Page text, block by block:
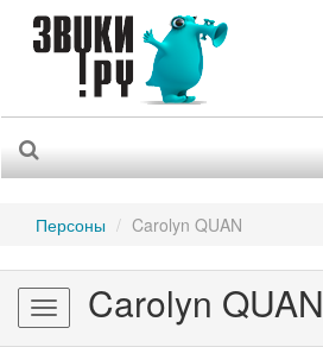
Персоны Carolyn QUAN
Toggle
navigation
Carolyn QUAN